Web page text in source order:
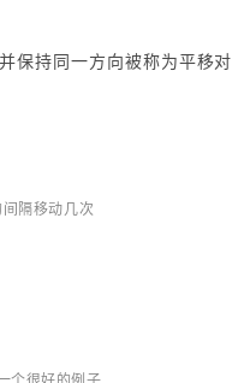
保持同一方向被称为平移对
隔移动几次